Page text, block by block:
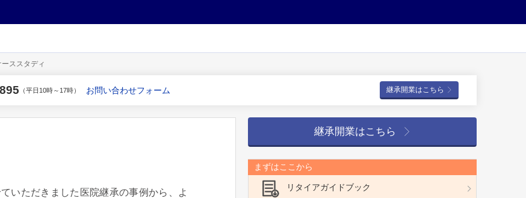
ススタディ
（平日10時～17時） お問い合わせフォーム 継承開業はこちら
いただきました医院継承の事例から、よ
継承開業はこちら
まずはここから
リタイアガイドブック